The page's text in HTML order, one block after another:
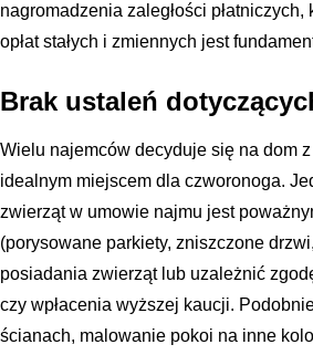
nagromadzenia zaległości
opłat stałych i zmiennych jest
Brak ustaleń
Wielu najemców decyduje się na dom
idealnym miejscem dla czworonoga.
zwierząt w umowie najmu jest
(porysowane parkiety, zniszczone
posiadania zwierząt lub uzależnić
czy wpłacenia wyższej kaucji.
ścianach, malowanie pokoi na inne